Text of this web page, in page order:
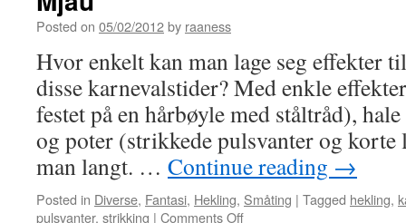
Posted on 05/02/2012by raaness
Hvor enkelt kan man lage seg effekter
disse karnevalstider? Med enkle
festet på en hårbøyle med ståltråd),
og poter (strikkede pulsvanter og
man langt. … Continue reading →
Posted in Diverse, Fantasi, Hekling, Småting | Tagged hekling,
pulsvanter, strikking | Comments Off